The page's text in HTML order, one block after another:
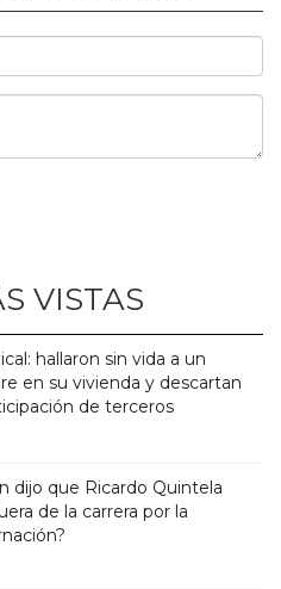
VISTAS
hallaron sin vida a un
en su vivienda y descartan
de terceros
dijo que Ricardo Quintela
de la carrera por la